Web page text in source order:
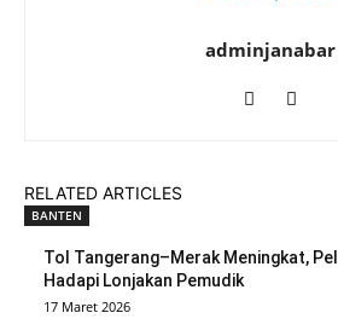
adminjanabar
RELATED ARTICLES
BANTEN
Tol Tangerang–Merak Meningkat,
Hadapi Lonjakan Pemudik
17 Maret 2026